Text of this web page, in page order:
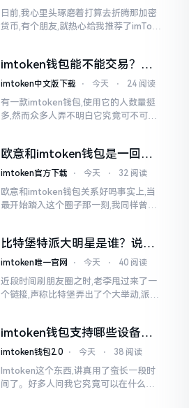
日前,我心里头琢磨着打算去折腾那加密
货币,有个朋友,就热心给我推荐了imTok
imtoken钱包能不能交易？一
文说清楚
imtoken中文版下载 ⋅ 今天 ⋅ 24 阅读
有一款imtoken钱包,使用它的人数量挺
多,然而众多人弄不明白它究竟可不可以
存钱罐与菜市场那般
欧意和imtoken钱包是一回事
吗？搞清楚了再装钱包
imtoken官方下载 ⋅ 今天 ⋅ 32 阅读
欧意和imtoken钱包关系好吗事实上,当
最开始踏入这个圈子那一刻,我同样曾因
推移才逐渐明晰
比特堡特派大明星是谁？说实
话，我真没搞明白
imtoken唯一官网 ⋅ 今天 ⋅ 40 阅读
近段时间刷朋友圈之时,老李甩过来了一
个链接,声称比特堡弄出了个大举动,派遣
磅”、“首发”、“独家”
imtoken钱包支持哪些设备？
手机电脑都能用
imtoken钱包2.0 ⋅ 今天 ⋅ 38 阅读
Imtoken这个东西,讲真用了蛮长一段时
间了。好多人问我它究竟可以在什么设